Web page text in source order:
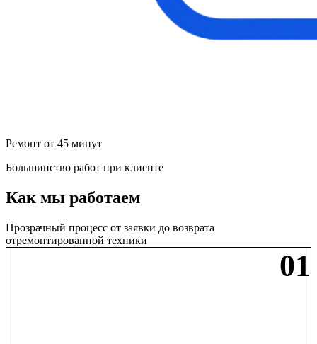
Ремонт от 45 минут
Большинство работ при клиенте
Как мы работаем
Прозрачный процесс от заявки до возврата
отремонтированной техники
01